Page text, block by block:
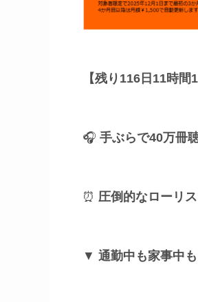
【残り116日11時間
🎧 手ぶらで40万冊
⏰ 圧倒的なローリ
▼ 通勤中も家事中